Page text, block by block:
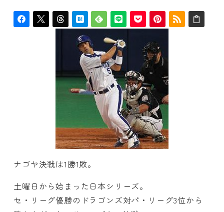
ナゴヤ決戦は1勝1敗。
土曜日から始まった日本シリーズ。
セ・リーグ優勝のドラゴンズ対パ・リーグ3位から